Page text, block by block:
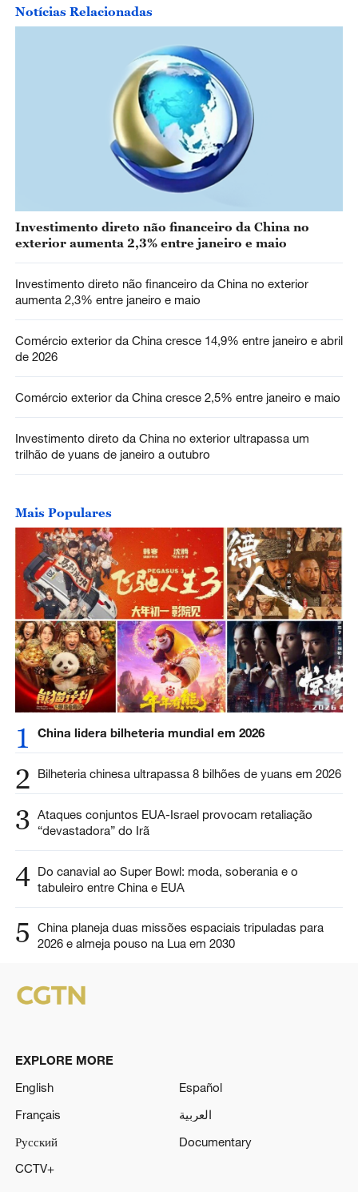
Notícias Relacionadas
Investimento direto não financeiro da China no
exterior aumenta 2,3% entre janeiro e maio
Investimento direto não financeiro da China no exterior
aumenta 2,3% entre janeiro e maio
Comércio exterior da China cresce 14,9% entre janeiro e abril
de 2026
Comércio exterior da China cresce 2,5% entre janeiro e maio
Investimento direto da China no exterior ultrapassa um
trilhão de yuans de janeiro a outubro
Mais Populares
1 China lidera bilheteria mundial em 2026
2 Bilheteria chinesa ultrapassa 8 bilhões de yuans em 2026
3 Ataques conjuntos EUA-Israel provocam retaliação
“devastadora” do Irã
4 Do canavial ao Super Bowl: moda, soberania e o
tabuleiro entre China e EUA
5
China planeja duas missões espaciais tripuladas para
2026 e almeja pouso na Lua em 2030
EXPLORE MORE
English
Español
Français
العربية
Русский
Documentary
CCTV+